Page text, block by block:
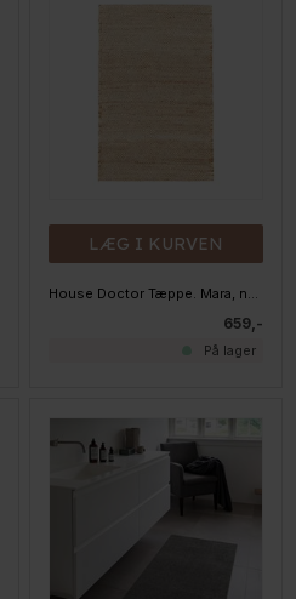
LÆG I KURVEN
659,-
På lager